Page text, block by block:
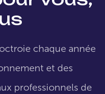
chaque année
et des
professionnels de